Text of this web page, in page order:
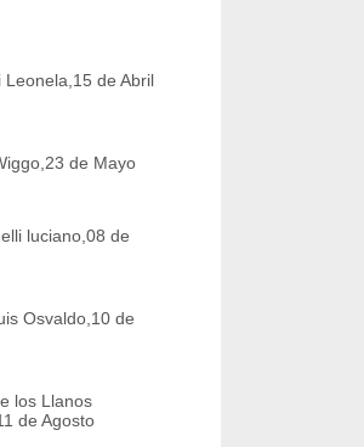
de Abril
de Mayo
luciano,08 de
Osvaldo,10 de
los Llanos
de Agosto